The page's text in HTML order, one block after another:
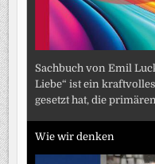
Sachbuch von Emil
Liebe“ ist ein
gesetzt hat, die
Wie wir denken